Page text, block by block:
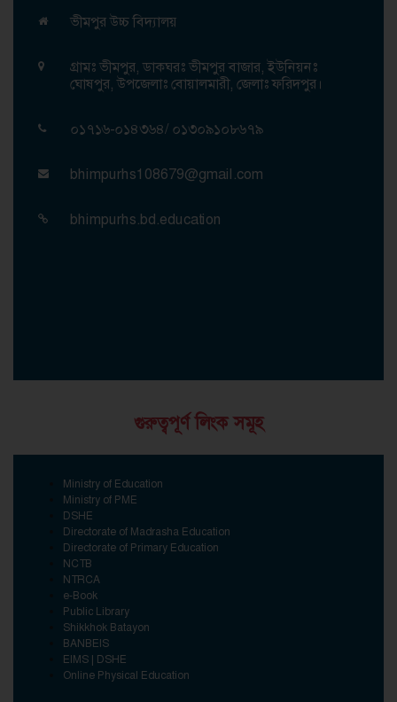
ভীমপুর উচ্চ বিদ্যালয়
গ্রামঃ ভীমপুর, ডাকঘরঃ ভীমপুর বাজার, ইউনিয়নঃ
ঘোষপুর, উপজেলাঃ বোয়ালমারী, জেলাঃ ফরিদপুর।
০১৭১৬-০১৪৩৬৪/ ০১৩০৯১০৮৬৭৯
bhimpurhs108679@gmail.com
bhimpurhs.bd.education
গুরুত্বপূর্ণ লিংক সমূহ
Ministry of Education
Ministry of PME
DSHE
Directorate of Madrasha Education
Directorate of Primary Education
NCTB
NTRCA
e-Book
Public Library
Shikkhok Batayon
BANBEIS
EIMS | DSHE
Online Physical Education